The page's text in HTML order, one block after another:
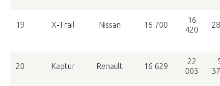
19 X-Trail Nissan 16 700
16
420
20 Kaptur Renault 16 629
22
003
-